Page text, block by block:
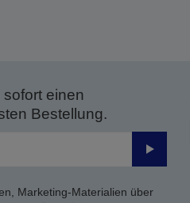
einen
Bestellung.
Senden
Marketing-Materialien über